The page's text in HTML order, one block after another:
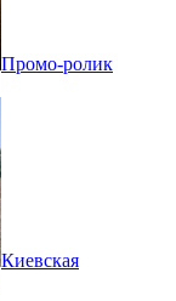
Промо-ролик
Киевская